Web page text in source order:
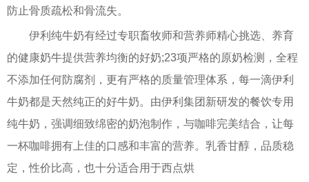
防止骨质疏松和骨流失。
伊利纯牛奶有经过专职畜牧师和营养师精心挑选、养育
的健康奶牛提供营养均衡的好奶;23项严格的原奶检测，全程
不添加任何防腐剂，更有严格的质量管理体系，每一滴伊利
牛奶都是天然纯正的好牛奶。由伊利集团新研发的餐饮专用
纯牛奶，强调细致绵密的奶泡制作，与咖啡完美结合，让每
一杯咖啡拥有上佳的口感和丰富的营养。乳香甘醇，品质稳
定，性价比高，也十分适合用于西点烘